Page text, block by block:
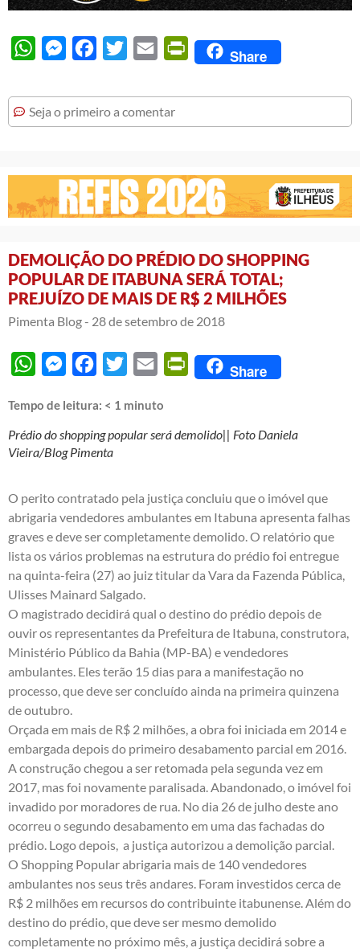
WhatsAppMessengerFacebook
Twitter Email PrintFriendly
Share
Seja o primeiro a comentar
DEMOLIÇÃO DO PRÉDIO DO SHOPPING
POPULAR DE ITABUNA SERÁ TOTAL;
PREJUÍZO DE MAIS DE R$ 2 MILHÕES
Pimenta Blog - 28 de setembro de 2018
WhatsAppMessengerFacebook
Twitter Email PrintFriendly
Share
Tempo de leitura: < 1 minuto
Prédio do shopping popular será demolido|| Foto Daniela
Vieira/Blog Pimenta
O perito contratado pela justiça concluiu que o imóvel que
abrigaria vendedores ambulantes em Itabuna apresenta falhas
graves e deve ser completamente demolido. O relatório que
lista os vários problemas na estrutura do prédio foi entregue
na quinta-feira (27) ao juiz titular da Vara da Fazenda Pública,
Ulisses Mainard Salgado.
O magistrado decidirá qual o destino do prédio depois de
ouvir os representantes da Prefeitura de Itabuna, construtora,
Ministério Público da Bahia (MP-BA) e vendedores
ambulantes. Eles terão 15 dias para a manifestação no
processo, que deve ser concluído ainda na primeira quinzena
de outubro.
Orçada em mais de R$ 2 milhões, a obra foi iniciada em 2014 e
embargada depois do primeiro desabamento parcial em 2016.
A construção chegou a ser retomada pela segunda vez em
2017, mas foi novamente paralisada. Abandonado, o imóvel foi
invadido por moradores de rua. No dia 26 de julho deste ano
ocorreu o segundo desabamento em uma das fachadas do
prédio. Logo depois, a justiça autorizou a demolição parcial.
O Shopping Popular abrigaria mais de 140 vendedores
ambulantes nos seus três andares. Foram investidos cerca de
R$ 2 milhões em recursos do contribuinte itabunense. Além do
destino do prédio, que deve ser mesmo demolido
completamente no próximo mês, a justiça decidirá sobre a